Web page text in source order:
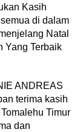
Kasih
di dalam
Natal
Yang Terbaik
ANDREAS
terima kasih
Timur
dan